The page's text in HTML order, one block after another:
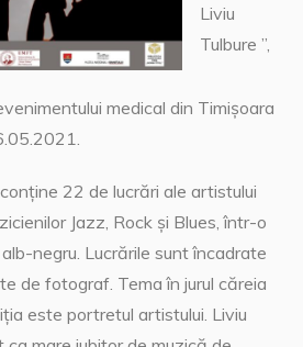
Liviu
Tulbure ”,
medical din Timișoara
22 de lucrări ale artistului
Jazz, Rock și Blues, într-o
negru. Lucrările sunt încadrate
de fotograf. Tema în jurul căreia
este portretul artistului. Liviu